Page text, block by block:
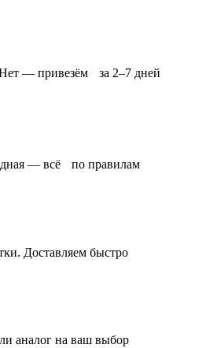
— привезём за 2–7 дней
— всё по правилам
Доставляем быстро
аналог на ваш выбор